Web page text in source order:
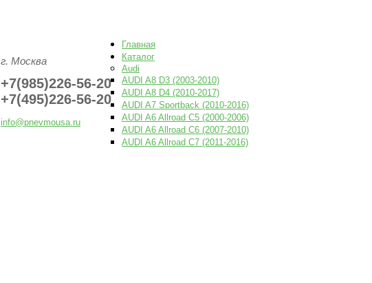
г. Москва
+7(985)226-56-20
+7(495)226-56-20
info@pnevmousa.ru
Главная
Каталог
Audi
AUDI A8 D3 (2003-2010)
AUDI A8 D4 (2010-2017)
AUDI A7 Sportback (2010-2016)
AUDI A6 Allroad C5 (2000-2006)
AUDI A6 Allroad C6 (2007-2010)
AUDI A6 Allroad C7 (2011-2016)